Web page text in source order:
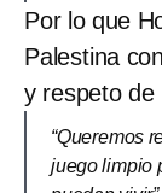
Por lo que
Palestina
y respeto de
“Queremos
juego limpio